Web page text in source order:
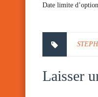
Date limite
Laisser